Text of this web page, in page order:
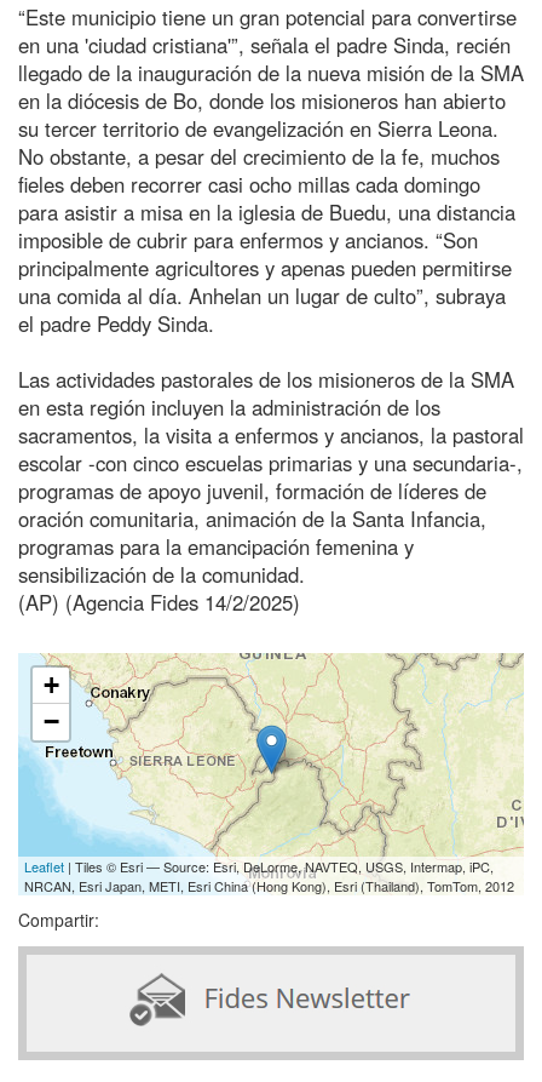
“Este municipio tiene un gran potencial para convertirse
en una 'ciudad cristiana'”, señala el padre Sinda, recién
llegado de la inauguración de la nueva misión de la SMA
en la diócesis de Bo, donde los misioneros han abierto
su tercer territorio de evangelización en Sierra Leona.
No obstante, a pesar del crecimiento de la fe, muchos
fieles deben recorrer casi ocho millas cada domingo
para asistir a misa en la iglesia de Buedu, una distancia
imposible de cubrir para enfermos y ancianos. “Son
principalmente agricultores y apenas pueden permitirse
una comida al día. Anhelan un lugar de culto”, subraya
el padre Peddy Sinda.
Las actividades pastorales de los misioneros de la SMA
en esta región incluyen la administración de los
sacramentos, la visita a enfermos y ancianos, la pastoral
escolar -con cinco escuelas primarias y una secundaria-,
programas de apoyo juvenil, formación de líderes de
oración comunitaria, animación de la Santa Infancia,
programas para la emancipación femenina y
sensibilización de la comunidad.
(AP) (Agencia Fides 14/2/2025)
+
−
Leaflet | Tiles © Esri — Source: Esri, DeLorme, NAVTEQ, USGS, Intermap, iPC,
NRCAN, Esri Japan, METI, Esri China (Hong Kong), Esri (Thailand), TomTom, 2012
Compartir: